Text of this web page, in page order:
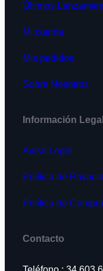
Últimos
Mi cuenta
Mis pedidos
Sobre Nosotros
Información Legal
Aviso Legal
Política de
Política de
Contacto